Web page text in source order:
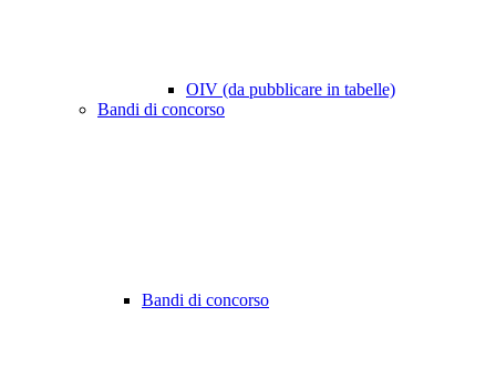
OIV (da pubblicare in tabelle)
Bandi di concorso
Bandi di concorso